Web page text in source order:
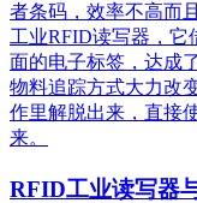
者条码，效率不高而
工业RFID读写器，它
面的电子标签，达成
物料追踪方式大力改
作里解脱出来，直接
来。
RFID工业读写器